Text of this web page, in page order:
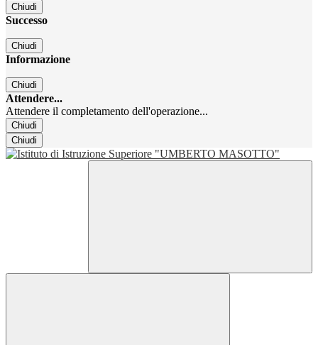
Chiudi
Successo
Chiudi
Informazione
Chiudi
Attendere...
Attendere il completamento dell'operazione...
Chiudi
Chiudi